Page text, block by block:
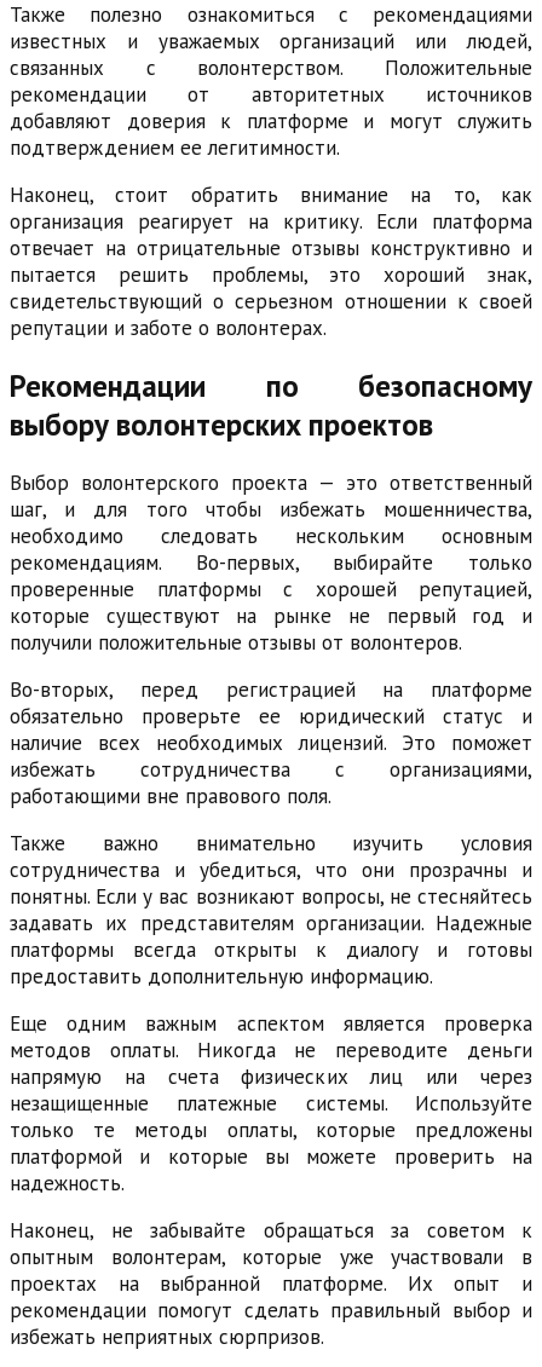
Также полезно ознакомиться с рекомендациями
известных и уважаемых организаций или людей,
связанных с волонтерством. Положительные
рекомендации от авторитетных источников
добавляют доверия к платформе и могут служить
подтверждением ее легитимности.
Наконец, стоит обратить внимание на то, как
организация реагирует на критику. Если платформа
отвечает на отрицательные отзывы конструктивно и
пытается решить проблемы, это хороший знак,
свидетельствующий о серьезном отношении к своей
репутации и заботе о волонтерах.
Рекомендации по безопасному
выбору волонтерских проектов
Выбор волонтерского проекта — это ответственный
шаг, и для того чтобы избежать мошенничества,
необходимо следовать нескольким основным
рекомендациям. Во-первых, выбирайте только
проверенные платформы с хорошей репутацией,
которые существуют на рынке не первый год и
получили положительные отзывы от волонтеров.
Во-вторых, перед регистрацией на платформе
обязательно проверьте ее юридический статус и
наличие всех необходимых лицензий. Это поможет
избежать сотрудничества с организациями,
работающими вне правового поля.
Также важно внимательно изучить условия
сотрудничества и убедиться, что они прозрачны и
понятны. Если у вас возникают вопросы, не стесняйтесь
задавать их представителям организации. Надежные
платформы всегда открыты к диалогу и готовы
предоставить дополнительную информацию.
Еще одним важным аспектом является проверка
методов оплаты. Никогда не переводите деньги
напрямую на счета физических лиц или через
незащищенные платежные системы. Используйте
только те методы оплаты, которые предложены
платформой и которые вы можете проверить на
надежность.
Наконец, не забывайте обращаться за советом к
опытным волонтерам, которые уже участвовали в
проектах на выбранной платформе. Их опыт и
рекомендации помогут сделать правильный выбор и
избежать неприятных сюрпризов.